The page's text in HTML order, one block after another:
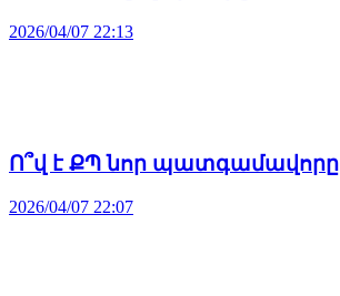
2026/04/07 22:13
Ո՞վ է ՔՊ նոր պատգամավորը
2026/04/07 22:07